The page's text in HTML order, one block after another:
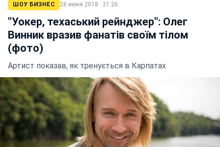
ШОУ БИЗНЕС 26 июня 2018 · 21:26
"Уокер, техаський рейнджер": Олег
Винник вразив фанатів своїм тілом
(фото)
Артист показав, як тренується в Карпатах